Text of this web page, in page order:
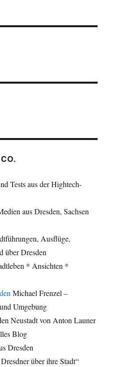
Tests aus der Hightech-
aus Dresden, Sachsen
Ausflüge,
über Dresden
* Ansichten *
Michael Frenzel –
Umgebung
Neustadt von Anton Launer
Blog
Dresden
über ihre Stadt“